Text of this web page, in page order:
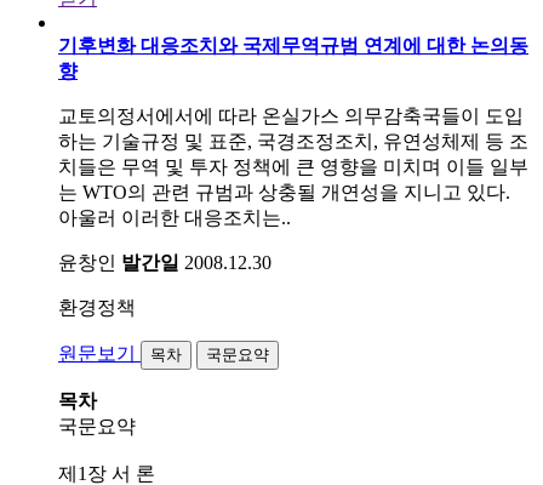
기후변화 대응조치와 국제무역규범 연계에 대한 논의동
향
교토의정서에서에 따라 온실가스 의무감축국들이 도입
하는 기술규정 및 표준, 국경조정조치, 유연성체제 등 조
치들은 무역 및 투자 정책에 큰 영향을 미치며 이들 일부
는 WTO의 관련 규범과 상충될 개연성을 지니고 있다.
아울러 이러한 대응조치는..
윤창인 발간일 2008.12.30
환경정책
원문보기 목차 국문요약
목차
국문요약
제1장 서 론